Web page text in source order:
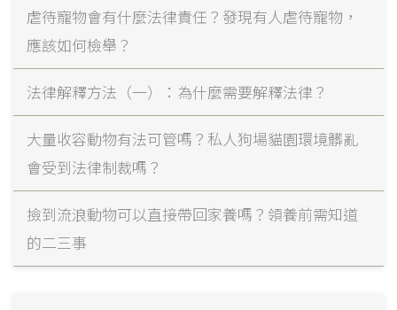
虐待寵物會有什麼法律責任？發現有人虐待寵物，
應該如何檢舉？
法律解釋方法（一）：為什麼需要解釋法律？
大量收容動物有法可管嗎？私人狗場貓園環境髒亂
會受到法律制裁嗎？
撿到流浪動物可以直接帶回家養嗎？領養前需知道
的二三事